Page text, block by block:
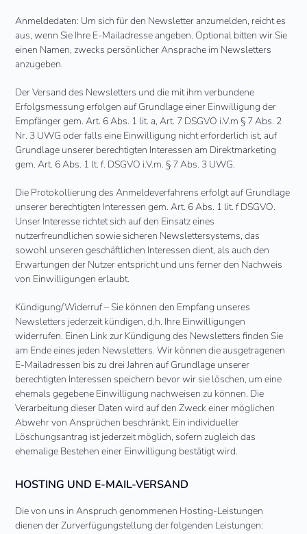
Anmeldedaten: Um sich für den Newsletter anzumelden, reicht es
aus, wenn Sie Ihre E-Mailadresse angeben. Optional bitten wir Sie
einen Namen, zwecks persönlicher Ansprache im Newsletters
anzugeben.
Der Versand des Newsletters und die mit ihm verbundene
Erfolgsmessung erfolgen auf Grundlage einer Einwilligung der
Empfänger gem. Art. 6 Abs. 1 lit. a, Art. 7 DSGVO i.V.m § 7 Abs. 2
Nr. 3 UWG oder falls eine Einwilligung nicht erforderlich ist, auf
Grundlage unserer berechtigten Interessen am Direktmarketing
gem. Art. 6 Abs. 1 lt. f. DSGVO i.V.m. § 7 Abs. 3 UWG.
Die Protokollierung des Anmeldeverfahrens erfolgt auf Grundlage
unserer berechtigten Interessen gem. Art. 6 Abs. 1 lit. f DSGVO.
Unser Interesse richtet sich auf den Einsatz eines
nutzerfreundlichen sowie sicheren Newslettersystems, das
sowohl unseren geschäftlichen Interessen dient, als auch den
Erwartungen der Nutzer entspricht und uns ferner den Nachweis
von Einwilligungen erlaubt.
Kündigung/Widerruf – Sie können den Empfang unseres
Newsletters jederzeit kündigen, d.h. Ihre Einwilligungen
widerrufen. Einen Link zur Kündigung des Newsletters finden Sie
am Ende eines jeden Newsletters. Wir können die ausgetragenen
E-Mailadressen bis zu drei Jahren auf Grundlage unserer
berechtigten Interessen speichern bevor wir sie löschen, um eine
ehemals gegebene Einwilligung nachweisen zu können. Die
Verarbeitung dieser Daten wird auf den Zweck einer möglichen
Abwehr von Ansprüchen beschränkt. Ein individueller
Löschungsantrag ist jederzeit möglich, sofern zugleich das
ehemalige Bestehen einer Einwilligung bestätigt wird.
HOSTING UND E-MAIL-VERSAND
Die von uns in Anspruch genommenen Hosting-Leistungen
dienen der Zurverfügungstellung der folgenden Leistungen: